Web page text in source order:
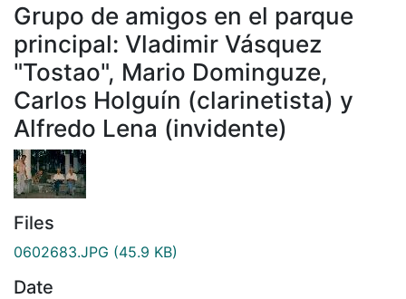
Grupo de amigos en el parque
principal: Vladimir Vásquez
"Tostao", Mario Dominguze,
Carlos Holguín (clarinetista) y
Alfredo Lena (invidente)
Files
0602683.JPG (45.9 KB)
Date